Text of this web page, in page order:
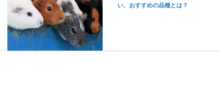
い、おすすめの品種とは？